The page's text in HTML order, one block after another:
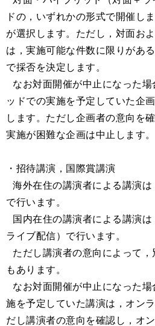
ドの，いずれかの形式で開催し
が選択します。ただし，対面お
は，実施可能な件数に限りがあ
で採否を決定します。
なお対面開催が中止になった場
ッドでの実施を予定していた企
します。ただし企画者の意向を
実施が困難な企画は中止します。
・招待講演，国際賞講演
海外在住の講演者による講演は
で行います。
国内在住の講演者による講演
ライブ配信）で行います。
ただし講演者の意向によって
もあります。
なお対面開催が中止になった
施を予定していた講演は，オン
だし講演者の意向を確認し，オ